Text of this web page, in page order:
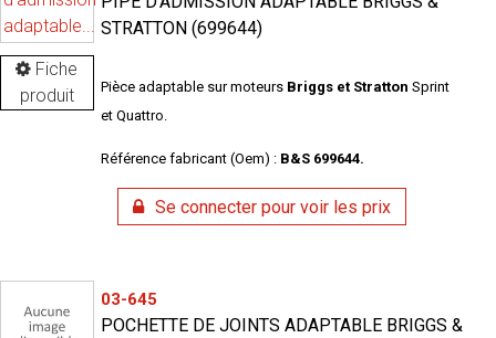
Fiche
produit
STRATTON (699644)
Pièce adaptable sur moteurs Briggs et Stratton Sprint
et Quattro.
Référence fabricant (Oem) : B&S 699644.
Se connecter pour voir les prix
03-645
POCHETTE DE JOINTS ADAPTABLE BRIGGS &